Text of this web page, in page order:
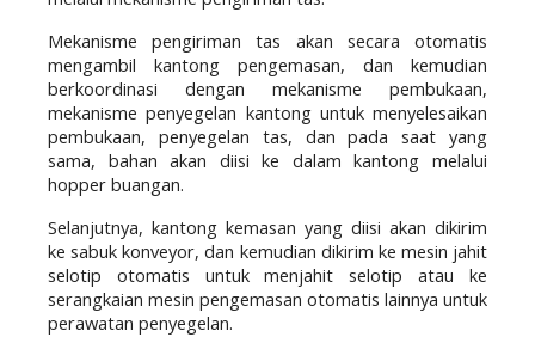
Mekanisme pengiriman tas akan secara otomatis
mengambil kantong pengemasan, dan kemudian
berkoordinasi dengan mekanisme pembukaan,
mekanisme penyegelan kantong untuk menyelesaikan
pembukaan, penyegelan tas, dan pada saat yang
sama, bahan akan diisi ke dalam kantong melalui
hopper buangan.
Selanjutnya, kantong kemasan yang diisi akan dikirim
ke sabuk konveyor, dan kemudian dikirim ke mesin jahit
selotip otomatis untuk menjahit selotip atau ke
serangkaian mesin pengemasan otomatis lainnya untuk
perawatan penyegelan.